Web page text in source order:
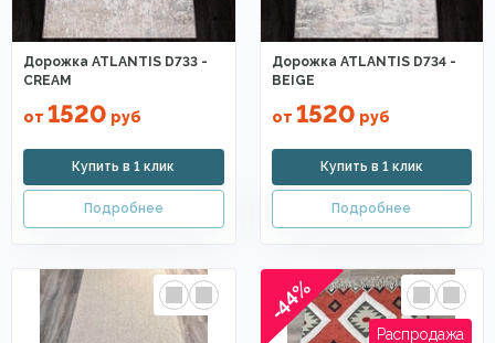
Дорожка ATLANTIS D733 -
CREAM
от 1520 руб
Дорожка ATLANTIS D734 -
BEIGE
от 1520 руб
-44%